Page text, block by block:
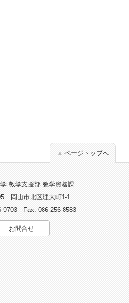
ページトップへ
教学支援部 教学資格課
岡山市北区理大町1-1
9703
Fax: 086-256-8583
お問合せ